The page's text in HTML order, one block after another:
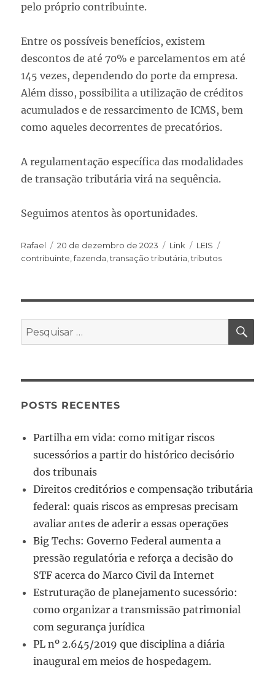
pelo próprio contribuinte.
Entre os possíveis benefícios, existem
descontos de até 70% e parcelamentos em até
145 vezes, dependendo do porte da empresa.
Além disso, possibilita a utilização de créditos
acumulados e de ressarcimento de ICMS, bem
como aqueles decorrentes de precatórios.
A regulamentação específica das modalidades
de transação tributária virá na sequência.
Seguimos atentos às oportunidades.
Rafael 20 de dezembro de 2023 Link
LEIS
contribuinte,fazenda,transação tributária,tributos
POSTS RECENTES
Partilha em vida: como mitigar riscos
sucessórios a partir do histórico decisório
dos tribunais
Direitos creditórios e compensação tributária
federal: quais riscos as empresas precisam
avaliar antes de aderir a essas operações
Big Techs: Governo Federal aumenta a
pressão regulatória e reforça a decisão do
STF acerca do Marco Civil da Internet
Estruturação de planejamento sucessório:
como organizar a transmissão patrimonial
com segurança jurídica
PL nº 2.645/2019 que disciplina a diária
inaugural em meios de hospedagem.